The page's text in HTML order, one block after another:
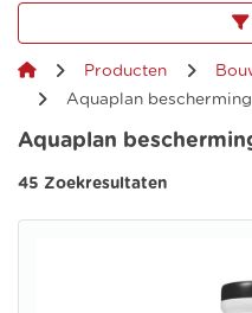
Producten
Aquaplan
Aquaplan
45 Zoekresultaten